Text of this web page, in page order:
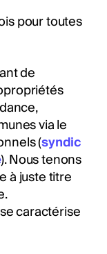
pour toutes
de
via le
(syndic
). Nous tenons
à juste titre
caractérise